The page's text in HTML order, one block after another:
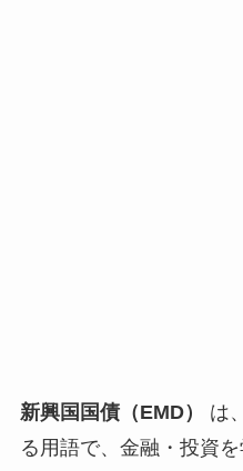
新興国国債（EMD）
は
る用語で、金融・投資